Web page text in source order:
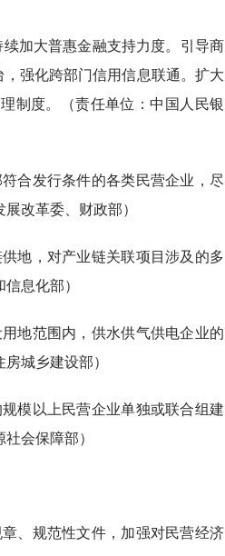
加大普惠金融支持力度。引导商
强化跨部门信用信息联通。扩大
制度。（责任单位：中国人民银
合发行条件的各类民营企业，尽
改革委、财政部）
地，对产业链关联项目涉及的多
息化部）
地范围内，供水供气供电企业的
城乡建设部）
模以上民营企业单独或联合组建
会保障部）
、规范性文件，加强对民营经济